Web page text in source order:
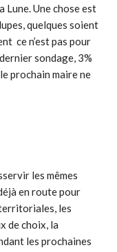
Lune. Une chose est
quelques soient
ce n’est pas pour
sondage, 3%
prochain maire ne
les mêmes
en route pour
les
de choix, la
les prochaines